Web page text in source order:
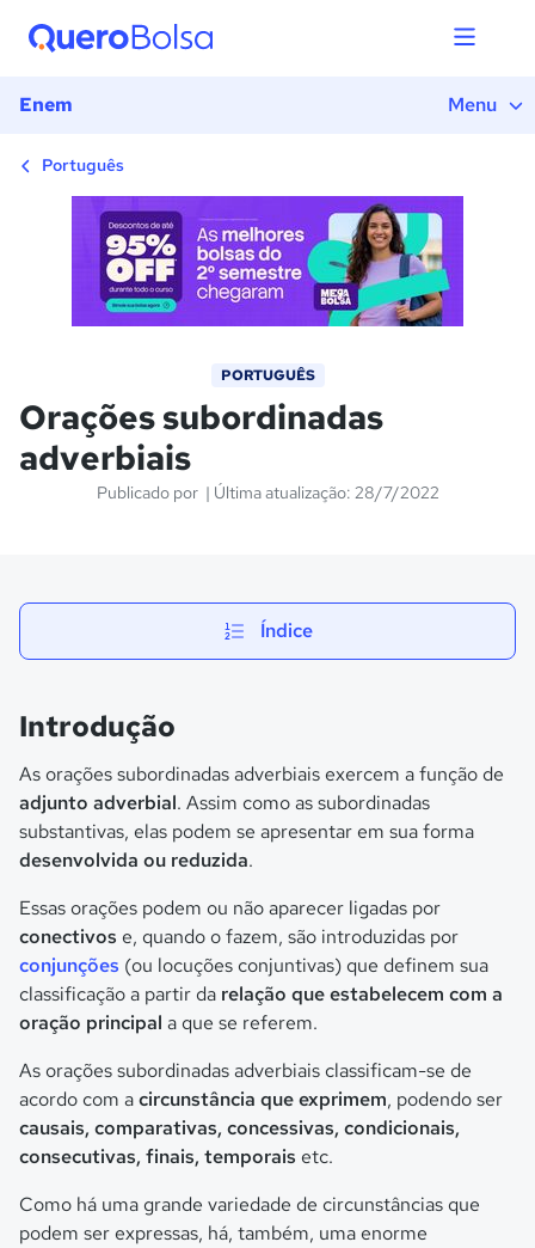
Enem Menu
Português
PORTUGUÊS
Orações subordinadas
adverbiais
Publicado por | Última atualização: 28/7/2022
Índice
1) Introdução
adverbiais
4) Exercícios
Introdução
As orações subordinadas adverbiais exercem a função de
adjunto adverbial. Assim como as subordinadas
substantivas, elas podem se apresentar em sua forma
desenvolvida ou reduzida.
Essas orações podem ou não aparecer ligadas por
conectivos e, quando o fazem, são introduzidas por
conjunções (ou locuções conjuntivas) que definem sua
classificação a partir da relação que estabelecem com a
oração principal a que se referem.
As orações subordinadas adverbiais classificam-se de
acordo com acircunstância que exprimem, podendo ser
causais, comparativas, concessivas, condicionais,
consecutivas, finais, temporais etc.
Como há uma grande variedade de circunstâncias que
podem ser expressas, há, também, uma enorme